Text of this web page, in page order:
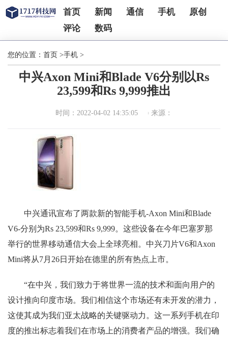
首页 新闻 通信 手机
原创
评论
数码
您的位置： 首页 >手机 >
中兴Axon Mini和Blade V6分别以Rs
23,599和Rs 9,999推出
时间：2022-04-02 14:35:05 来源：
中兴通讯宣布了两款新的智能手机-Axon Mini和Blade
V6-分别为Rs 23,599和Rs 9,999。这些设备在今年巴塞罗那
举行的世界移动通信大会上全球亮相。中兴刀片V6和Axon
Mini将从7月26日开始在德里的所有热点上市。
“在中兴，我们致力于将世界一流的技术和面向用户的
设计推向印度市场。我们相信这个市场还有未开发的潜力，
这使其成为我们亚太战略的关键驱动力。这一系列手机在印
度的推出标志着我们在市场上的消费者产品的增强。我们确